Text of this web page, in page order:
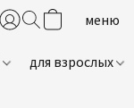
для взрослых